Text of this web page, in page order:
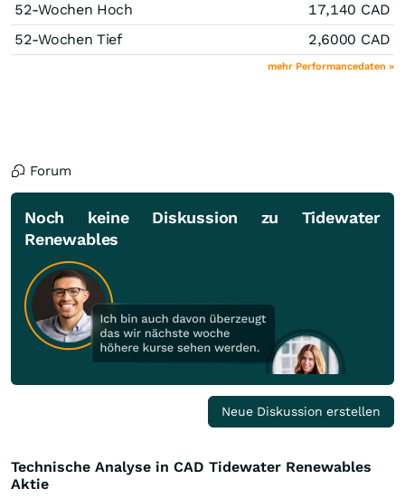
52-Wochen Hoch 17,140 CAD
52-Wochen Tief
2,6000 CAD
mehr Performancedaten »
Forum
Noch keine Diskussion zu Tidewater
Renewables
Neue Diskussion erstellen
Technische Analyse in CAD Tidewater Renewables
Aktie